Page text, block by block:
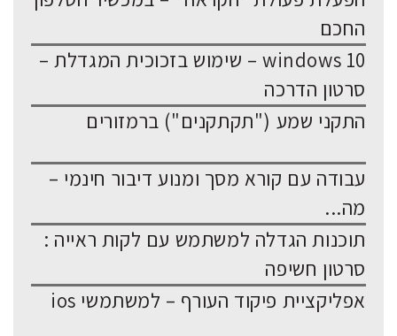
החכם
windows 10 – שימוש בזכוכית המגדלת –
סרטון הדרכה
התקני שמע ("תקתקנים") ברמזורים
עבודה עם קורא מסך ומנוע דיבור חינמי –
מה...
תוכנות הגדלה למשתמש עם לקות ראייה :
סרטון חשיפה
אפליקציית פיקוד העורף – למשתמשי ios